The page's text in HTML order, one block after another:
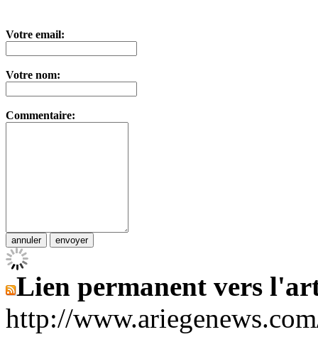
Votre email:
Votre nom:
Commentaire:
Lien permanent vers
http://